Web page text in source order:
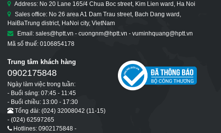
Address: No 20 Lane 165/4 Chua Boc street, Kim Lien ward, Ha Noi
Sales office: No 26 area A1 Dam Trau street, Bach Dang ward,
HaiBaTrung district, HaNoi city, VietNam
Email: sales@hptt.vn - cuongnm@hptt.vn - vuminhquang@hptt.vn
Mã số thuế: 0106854178
Trung tâm khách hàng
0902175848
Ngày làm việc trong tuần:
- Buổi sáng: 07:45 - 11:45
- Buổi chiều: 13:00 - 17:30
Tổng đài: (024) 32008042 (11-15)
- (024) 62597265
Hotlines: 0902175848 -